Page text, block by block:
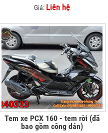
Giá: Liên hệ
Tem xe PCX 160 - tem rời (đã
bao gồm công dán)